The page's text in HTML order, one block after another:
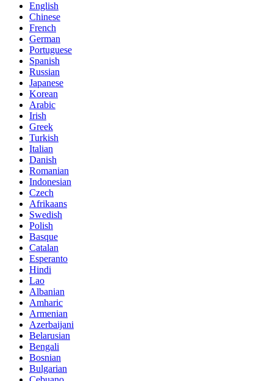
English
Chinese
French
German
Portuguese
Spanish
Russian
Japanese
Korean
Arabic
Irish
Greek
Turkish
Italian
Danish
Romanian
Indonesian
Czech
Afrikaans
Swedish
Polish
Basque
Catalan
Esperanto
Hindi
Lao
Albanian
Amharic
Armenian
Azerbaijani
Belarusian
Bengali
Bosnian
Bulgarian